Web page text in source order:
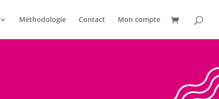
Méthodologie Contact Mon compte